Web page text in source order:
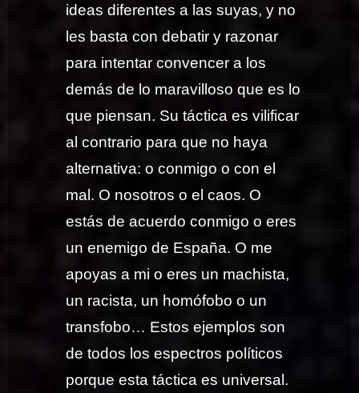
ideas diferentes a las suyas, y no
les basta con debatir y razonar
para intentar convencer a los
demás de lo maravilloso que es lo
que piensan. Su táctica es vilificar
al contrario para que no haya
alternativa: o conmigo o con el
mal. O nosotros o el caos. O
estás de acuerdo conmigo o eres
un enemigo de España. O me
apoyas a mi o eres un machista,
un racista, un homófobo o un
transfobo… Estos ejemplos son
de todos los espectros políticos
porque esta táctica es universal.